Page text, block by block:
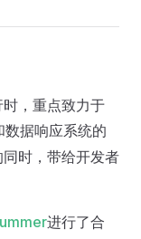
，重点致力于
据响应系统的
时，带给开发者
进行了合